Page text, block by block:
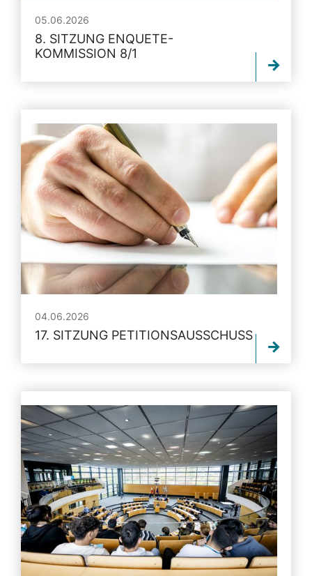
05.06.2026
8. SITZUNG ENQUETE-
KOMMISSION 8/1
04.06.2026
17. SITZUNG PETITIONSAUSSCHUSS